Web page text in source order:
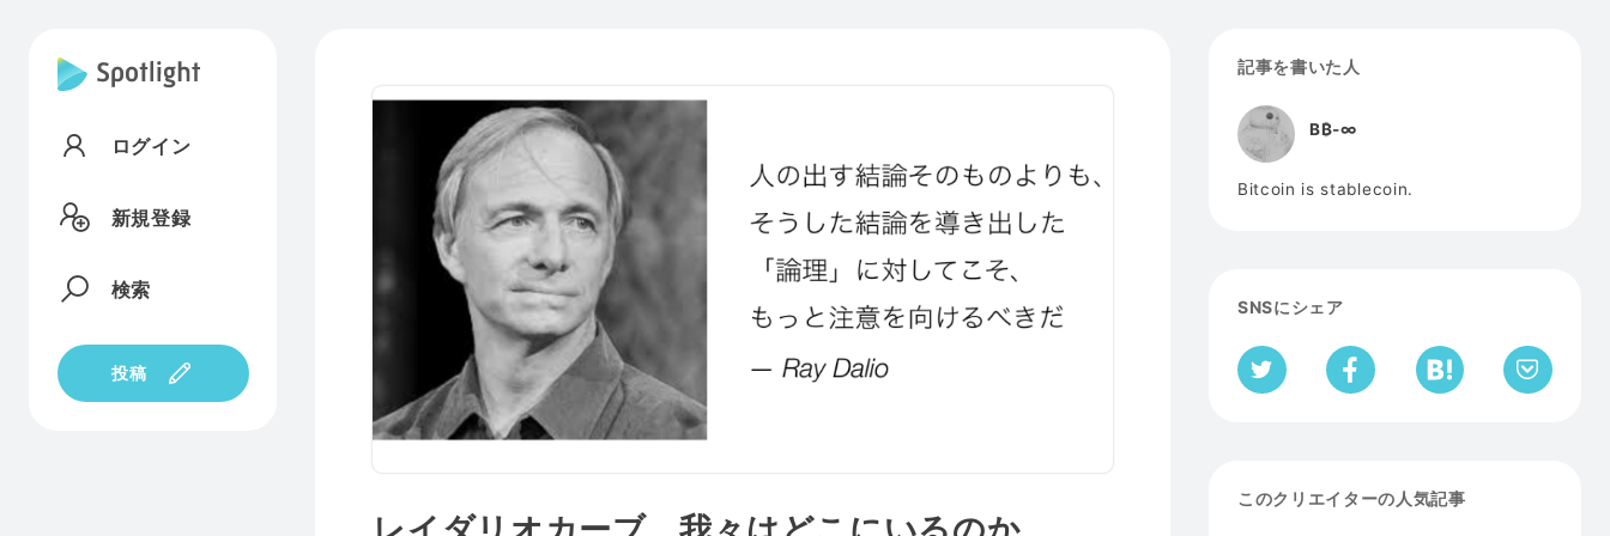
ログイン
新規登録
検索
投稿
記事を書いた人
B₿-∞
Bitcoin is stablecoin.
SNSにシェア
このクリエイターの人気記事